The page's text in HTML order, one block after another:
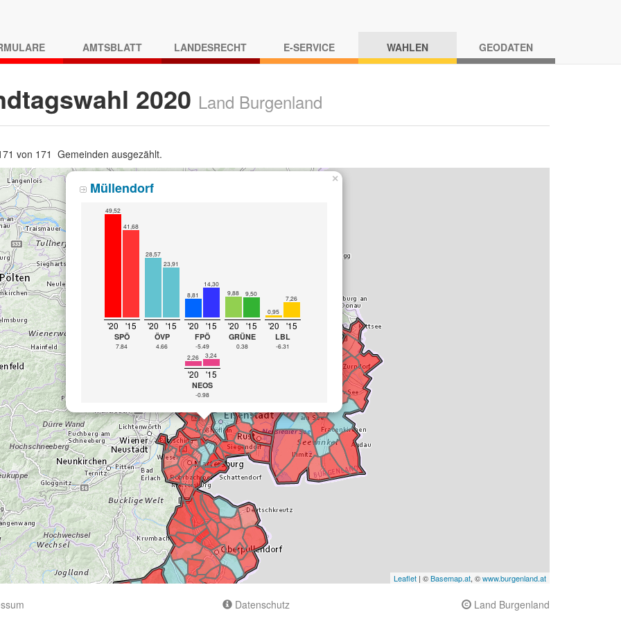
AMTSBLATT LANDESRECHT E-SERVICE WAHLEN GEODATEN
2020 Land Burgenland
von 171 Gemeinden ausgezählt.
Müllendorf
49,52
41,68
'20 '15
SPÖ
7.84
28,57
23,91
'20 '15
ÖVP
4.66
8,81
14,30
'20 '15
FPÖ
-5.49
9,88 9,50
'20 '15
GRÜNE
0.38
0,95
7,26
'20 '15
LBL
-6.31
2,26
3,24
'20 '15
NEOS
-0.98
×
Leaflet | ©Basemap.at, ©www.burgenland.at
Datenschutz Land Burgenland